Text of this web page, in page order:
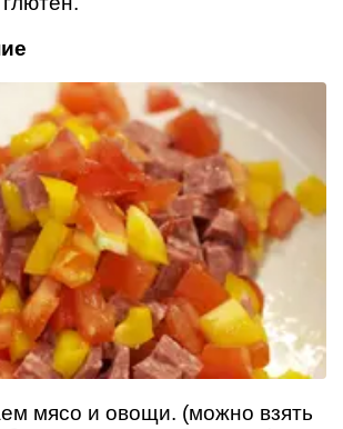
мясо и овощи. (можно взять